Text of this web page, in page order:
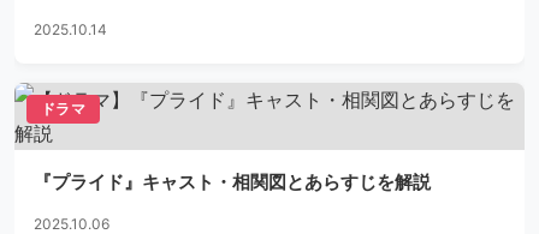
2025.10.14
ドラマ
『プライド』キャスト・相関図とあらすじを解説
2025.10.06